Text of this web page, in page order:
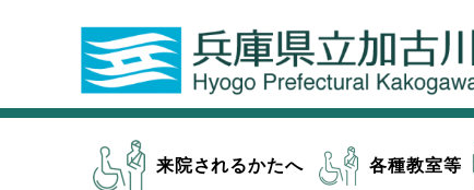
来院されるかたへ 各種教室等